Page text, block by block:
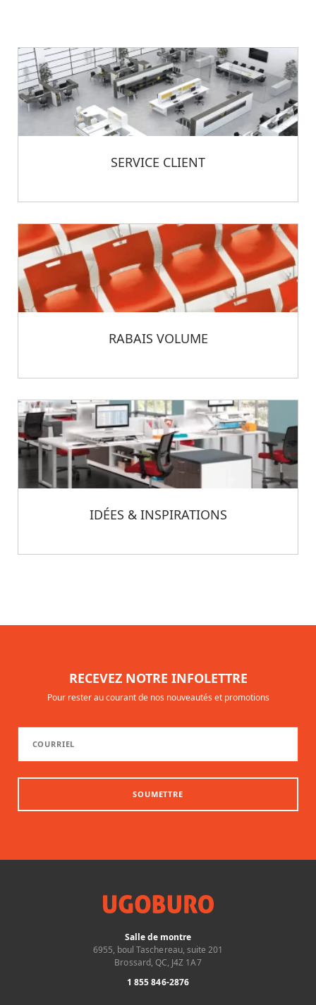
SERVICE CLIENT
RABAIS VOLUME
IDÉES & INSPIRATIONS
RECEVEZ NOTRE INFOLETTRE
Pour rester au courant de nos nouveautés et promotions
SOUMETTRE
Salle de montre
6955, boul Taschereau, suite 201
Brossard, QC, J4Z 1A7
1 855 846-2876